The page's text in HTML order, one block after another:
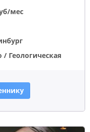
мес
Геологическая